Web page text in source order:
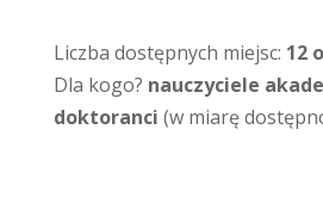
Liczba dostępnych miejsc: 12
Dla kogo? nauczyciele
doktoranci (w miarę